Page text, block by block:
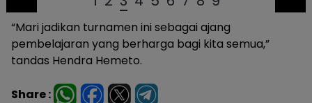
“Mari jadikan turnamen ini sebagai ajang
pembelajaran yang berharga bagi kita semua,”
tandas Hendra Hemeto.
Share :